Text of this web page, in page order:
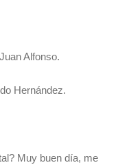
Alfonso.
Hernández.
Muy buen día, me